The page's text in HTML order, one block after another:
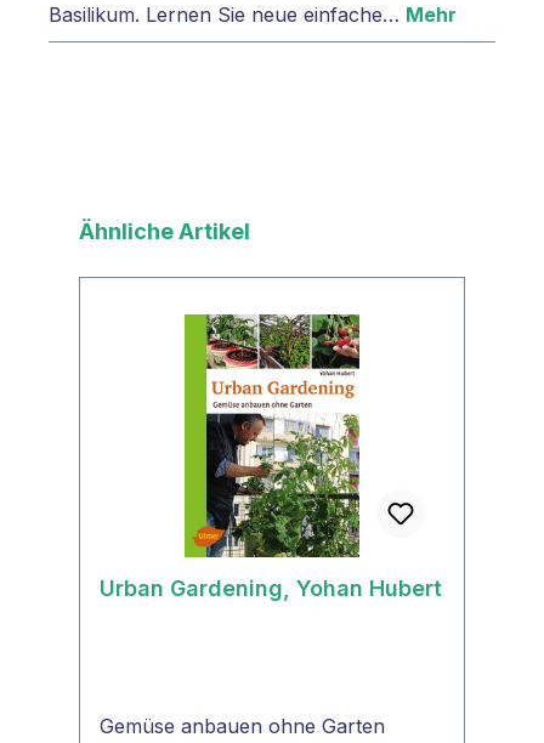
Basilikum. Lernen Sie neue einfache… Mehr
Produktgalerie überspringen
Ähnliche Artikel
Urban Gardening, Yohan Hubert
Gemüse anbauen ohne Garten